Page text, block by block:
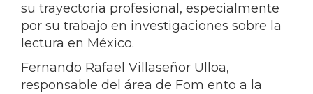
su trayectoria profesional, especialmente
por su trabajo en investigaciones sobre la
lectura en México.
Fernando Rafael Villaseñor Ulloa,
responsable del área de Fom ento a la